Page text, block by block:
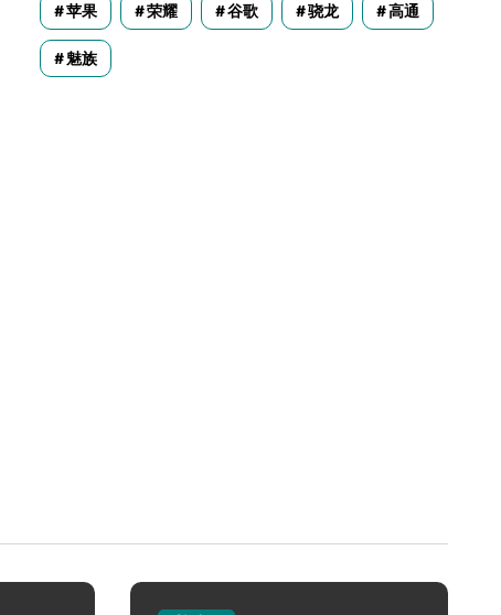
苹果 荣耀 谷歌 骁龙 高通
魅族